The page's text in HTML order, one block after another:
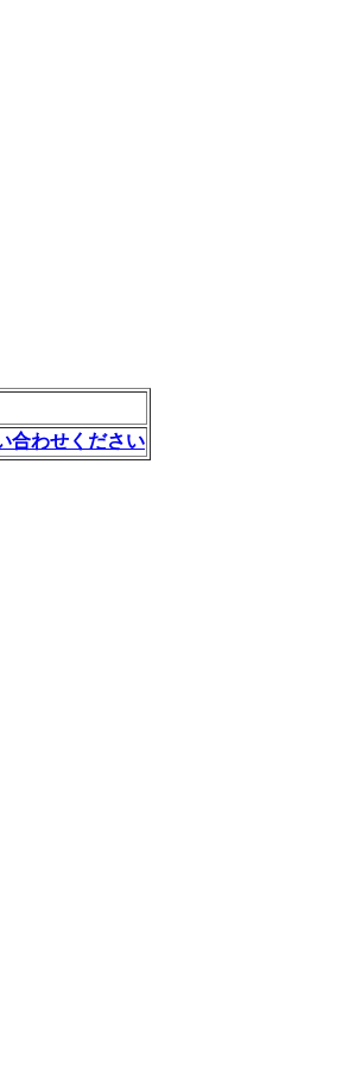
合わせください